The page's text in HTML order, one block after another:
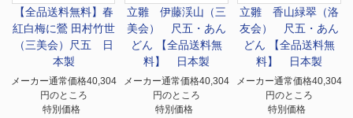
【全品送料無料】春
紅白梅に鶯 田村竹世
（三美会）尺五 日
本製
メーカー通常価格40,304
円のところ
特別価格
立雛 伊藤渓山（三
美会） 尺五・あん
どん 【全品送料無
料】 日本製
メーカー通常価格40,304
円のところ
特別価格
立雛 香山緑翠（洛
友会） 尺五・あん
どん 【全品送料無
料】 日本製
メーカー通常価格40,304
円のところ
特別価格